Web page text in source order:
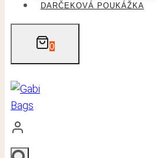
DARČEKOVÁ POUKÁŽKA
0